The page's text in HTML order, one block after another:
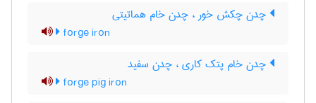
چدن چکش خور ، چدن خام هماتیتی
forge iron
چدن خام پتک کاری ، چدن سفید
forge pig iron